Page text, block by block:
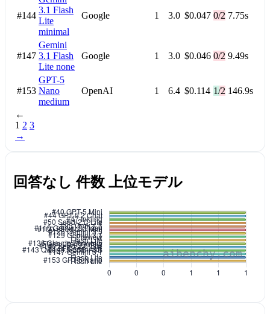
#144
3.1 Flash
Lite
minimal
Google 1 3.0 $0.047 0/2 7.75s
#147
Gemini
3.1 Flash
Lite none
Google 1 3.0 $0.046 0/2 9.49s
#153
GPT-5
Nano
medium
OpenAI 1 6.4 $0.114 1/2 146.9s
←
1 2 3
→
回答なし 件数 上位モデル